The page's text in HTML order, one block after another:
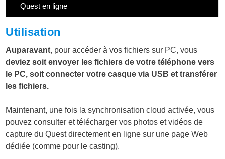
Quest en ligne
Utilisation
Auparavant, pour accéder à vos fichiers sur PC, vous
deviez soit envoyer les fichiers de votre téléphone vers
le PC, soit connecter votre casque via USB et transférer
les fichiers.
Maintenant, une fois la synchronisation cloud activée, vous
pouvez consulter et télécharger vos photos et vidéos de
capture du Quest directement en ligne sur une page Web
dédiée (comme pour le casting).